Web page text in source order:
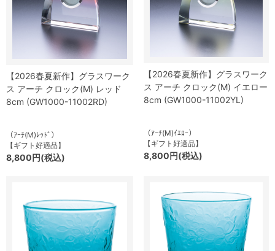
【2026春夏新作】グラスワーク
ス アーチ クロック(M) レッド
8cm (GW1000-11002RD)
（ｱｰﾁ(M)ﾚｯﾄﾞ）
【ギフト好適品】
8,800円(税込)
【2026春夏新作】グラスワーク
ス アーチ クロック(M) イエロー
8cm (GW1000-11002YL)
（ｱｰﾁ(M)ｲｴﾛｰ）
【ギフト好適品】
8,800円(税込)